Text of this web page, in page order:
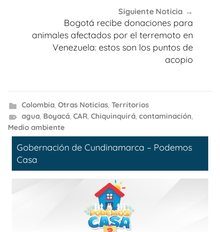
Siguiente Noticia
Bogotá recibe donaciones para
animales afectados por el terremoto en
Venezuela: estos son los puntos de
acopio
Colombia, Otras Noticias, Territorios
agua, Boyacá, CAR, Chiquinquirá, contaminación,
Medio ambiente
Gobernación de Cundinamarca – Podemos
Casa